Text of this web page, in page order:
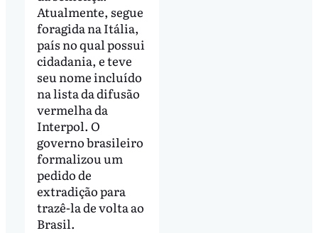
Atualmente, segue
foragida na Itália,
país no qual possui
cidadania, e teve
seu nome incluído
na lista da difusão
vermelha da
Interpol. O
governo brasileiro
formalizou um
pedido de
extradição para
trazê-la de volta ao
Brasil.